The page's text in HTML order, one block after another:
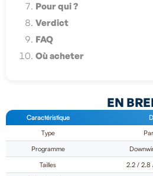
Pour qui ?
Verdict
FAQ
Où acheter
EN
Caractéristique
Type
Programme
Tailles
2.2 / 2.8